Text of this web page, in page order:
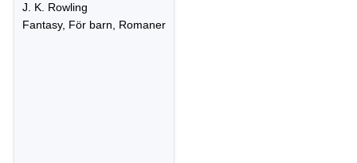
J. K. Rowling
Fantasy, För barn, Romaner